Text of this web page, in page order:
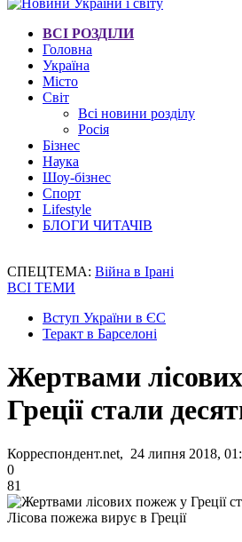
ВСІ РОЗДІЛИ
Головна
Україна
Місто
Світ
Всі новини розділу
Росія
Бізнес
Наука
Шоу-бізнес
Спорт
Lifestyle
БЛОГИ ЧИТАЧІВ
СПЕЦТЕМА: Війна в Ірані
ВСІ ТЕМИ
Вступ України в ЄС
Теракт в Барселоні
Жертвами
Греції стали
Корреспондент.net, 24 липня 2018,
0
81
Лісова пожежа вирує в Греції